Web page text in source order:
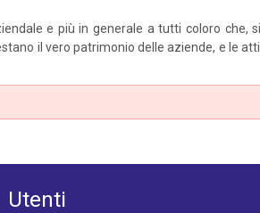
e più in generale a tutti coloro
il vero patrimonio delle aziende, e le
Utenti